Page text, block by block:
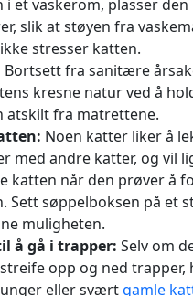
i et vaskerom, plasser
slik at støyen fra
stresser katten.
Bortsett fra sanitære
kresne natur ved å
atskilt fra matrettene.
Noen katter liker å
med andre katter, og vil
katten når den prøver å
Sett søppelboksen på et
muligheten.
å gå i trapper: Selv om
opp og ned trapper,
eller svært gamle